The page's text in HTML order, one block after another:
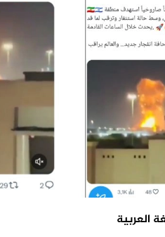
العربية
والتصميم مفبركان وقناة المهر...
المتداولان قديمان أحدهم...
المتداول لحرائق أرامكو قدي...